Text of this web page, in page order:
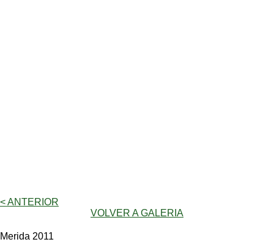
< ANTERIOR
VOLVER A GALERIA
Merida 2011